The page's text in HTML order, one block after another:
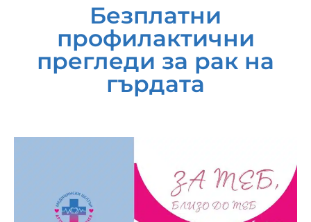
Кабинети
Безплатни
профилактични
прегледи за рак на
гърдата